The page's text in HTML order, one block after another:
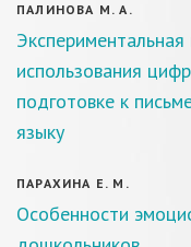
ПАЛИНОВА М. А.
использования
подготовке к
языку
ПАРАХИНА Е. М.
Особенности